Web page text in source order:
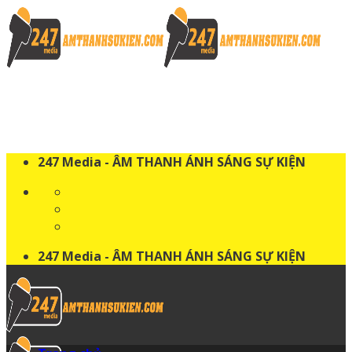
Skip
to
content
247 Media - ÂM THANH ÁNH SÁNG SỰ KIỆN
247 Media - ÂM THANH ÁNH SÁNG SỰ KIỆN